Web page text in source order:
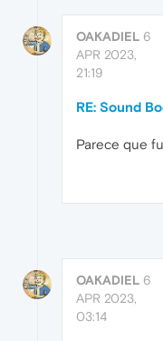
OAKADIEL 6
APR 2023,
21:19
RE: Sound
Parece que
OAKADIEL 6
APR 2023,
03:14